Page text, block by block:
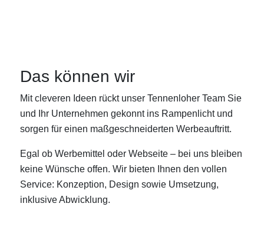
Das können wir
Mit cleveren Ideen rückt unser Tennenloher Team Sie
und Ihr Unternehmen gekonnt ins Rampenlicht und
sorgen für einen maßgeschneiderten Werbeauftritt.
Egal ob Werbemittel oder Webseite – bei uns bleiben
keine Wünsche offen. Wir bieten Ihnen den vollen
Service: Konzeption, Design sowie Umsetzung,
inklusive Abwicklung.